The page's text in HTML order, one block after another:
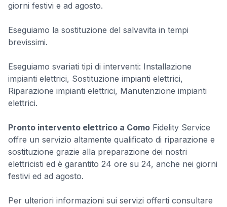
giorni festivi e ad agosto.
Eseguiamo la sostituzione del salvavita in tempi
brevissimi.
Eseguiamo svariati tipi di interventi: Installazione
impianti elettrici, Sostituzione impianti elettrici,
Riparazione impianti elettrici, Manutenzione impianti
elettrici.
Pronto intervento elettrico a Como Fidelity Service
offre un servizio altamente qualificato di riparazione e
sostituzione grazie alla preparazione dei nostri
elettricisti ed è garantito 24 ore su 24, anche nei giorni
festivi ed ad agosto.
Per ulteriori informazioni sui servizi offerti consultare